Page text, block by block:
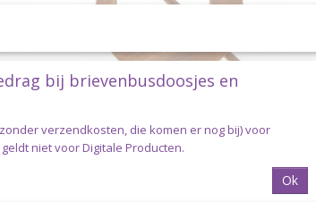
Sjaalspeld - Vestsluiting Hout
Sjaalspeld - Vestsluiting Hout Cirkel 80
bij brievenbusdoosjes en
verzendkosten, die komen er nog bij) voor
niet voor Digitale Producten.
Ok